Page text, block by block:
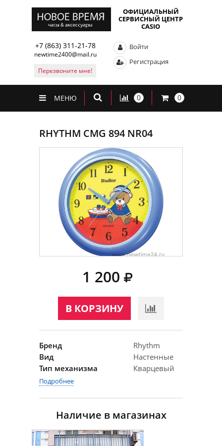
ОФИЦИАЛЬНЫЙ
СЕРВИСНЫЙ ЦЕНТР
CASIO
+7 (863) 311-21-78
newtime2400@mail.ru
Перезвоните мне!
Войти
Регистрация
МЕНЮ 0 0
RHYTHM CMG 894 NR04
1 200
В КОРЗИНУ
Бренд
Rhythm
Вид
Настенные
Тип механизма
Кварцевый
Подробнее
Наличие в магазинах